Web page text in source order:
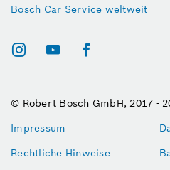
Bosch Car Service weltweit
© Robert Bosch GmbH, 2017 -
Impressum
Rechtliche Hinweise